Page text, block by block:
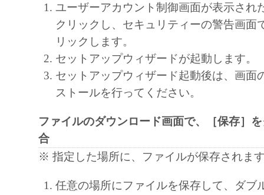
くは貸与その他の方法により、第三者に「
ア」を使用させることはできません。
(2) お客様は、「本ソフトウェア」の全部
正、改変、逆コンパイル、逆アセンブル、
エンジニアリング等することはできません
このような行為をさせてはなりません。
３．著作権表示
お客様は、「本ソフトウェア」に含まれる
キヤノンのライセンサーの著作権表示を変
しくは削除してはなりません。
ユーザーアカウント制御画面が表示され
クリックし、セキュリティーの警告画面
リックします。
セットアップウィザードが起動します。
セットアップウィザード起動後は、画面
ストールを行ってください。
ファイルのダウンロード画面で、［保存］
合
※ 指定した場所に、ファイルが保存されま
任意の場所にファイルを保存して、ダブ